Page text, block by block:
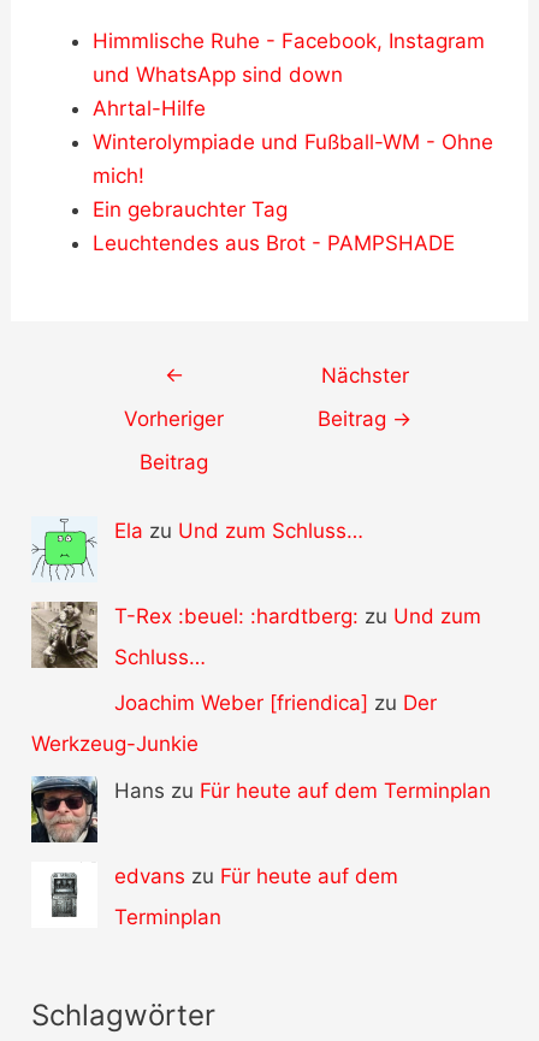
Himmlische Ruhe - Facebook, Instagram
und WhatsApp sind down
Ahrtal-Hilfe
Winterolympiade und Fußball-WM - Ohne
mich!
Ein gebrauchter Tag
Leuchtendes aus Brot - PAMPSHADE
←
Vorheriger
Beitrag
Nächster
Beitrag →
Ela zu Und zum Schluss…
T-Rex :beuel: :hardtberg: zu Und zum
Schluss…
Joachim Weber [friendica] zu Der
Werkzeug-Junkie
Hans zu Für heute auf dem Terminplan
edvans zu Für heute auf dem
Terminplan
Schlagwörter